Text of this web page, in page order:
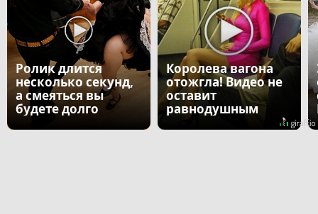
Ролик длится
несколько секунд,
а смеяться вы
будете долго
Королева вагона
отожгла! Видео не
оставит
равнодушным